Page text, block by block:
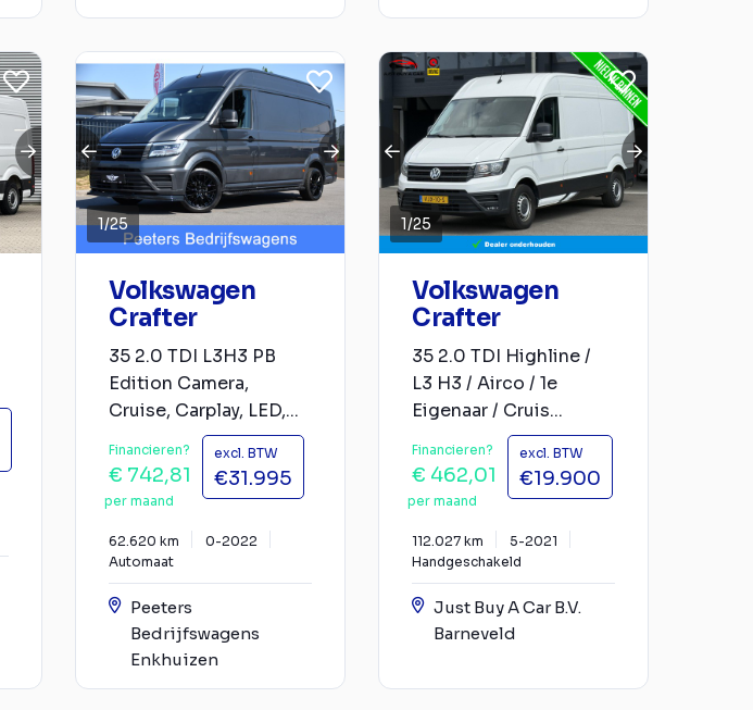
1/25
Volkswagen
Crafter
35 2.0 TDI L3H3 PB
Edition Camera,
Cruise, Carplay, LED,...
Financieren?
€ 742,81
per maand
excl. BTW
€31.995
62.620 km
0-2022
Automaat
Peeters
Bedrijfswagens
Enkhuizen
1/25
Volkswagen
Crafter
35 2.0 TDI Highline /
L3 H3 / Airco / 1e
Eigenaar / Cruis...
Financieren?
€ 462,01
per maand
excl. BTW
€19.900
112.027 km
5-2021
Handgeschakeld
Just Buy A Car B.V.
Barneveld